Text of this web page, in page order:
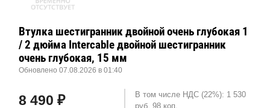
Втулка шестигранник двойной очень глубокая 1
/ 2 дюйма Intercable двойной шестигранник
очень глубокая, 15 мм
Обновлено 07.08.2026 в 01:40
8 490 ₽
В том числе НДС (22%): 1 530
руб. 98 коп.